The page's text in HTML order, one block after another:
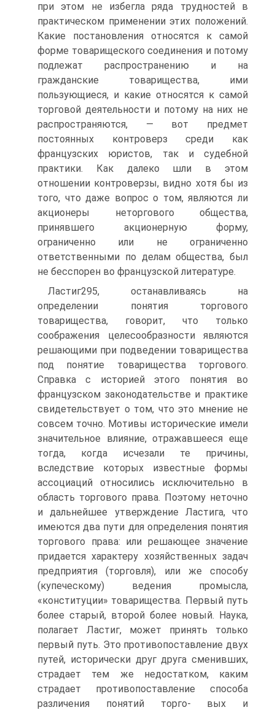
при этом не избегла ряда трудностей в
практическом применении этих положений.
Какие постановления относятся к самой
форме товарищеского соединения и потому
подлежат распространению и на
гражданские товарищества, ими
пользующиеся, и какие относятся к самой
торговой деятельности и потому на них не
распространяются, — вот предмет
постоянных контроверз среди как
французских юристов, так и судебной
практики. Как далеко шли в этом
отношении контроверзы, видно хотя бы из
того, что даже вопрос о том, являются ли
акционеры неторгового общества,
принявшего акционерную форму,
ограниченно или не ограниченно
ответственными по делам общества, был
не бесспорен во французской литературе.
Ластиг295, останавливаясь на
определении понятия торгового
товарищества, говорит, что только
соображения целесообразности являются
решающими при подведении товарищества
под понятие товарищества торгового.
Справка с историей этого понятия во
французском законодательстве и практике
свидетельствует о том, что это мнение не
совсем точно. Мотивы исторические имели
значительное влияние, отражавшееся еще
тогда, когда исчезали те причины,
вследствие которых известные формы
ассоциаций относились исключительно в
область торгового права. Поэтому неточно
и дальнейшее утверждение Ластига, что
имеются два пути для определения понятия
торгового права: или решающее значение
придается характеру хозяйственных задач
предприятия (торговля), или же способу
(купеческому) ведения промысла,
«конституции» товарищества. Первый путь
более старый, второй более новый. Наука,
полагает Ластиг, может принять только
первый путь. Это противопоставление двух
путей, исторически друг друга сменивших,
страдает тем же недостатком, каким
страдает противопоставление способа
различения понятий торго- вых и